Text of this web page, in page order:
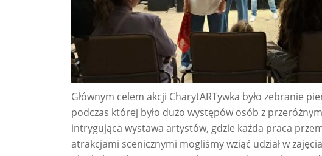
Głównym celem akcji CharytARTywka było zebranie
podczas której było dużo występów osób z
intrygująca wystawa artystów, gdzie każda praca
atrakcjami scenicznymi mogliśmy wziąć udział w